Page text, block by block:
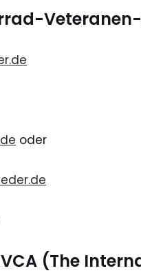
Veteranen-
oder
(The